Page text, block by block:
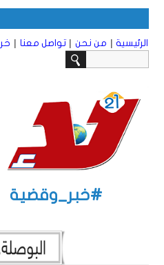
الرئيسية | من نحن | تواصل معنا |
#خبر_وقضية